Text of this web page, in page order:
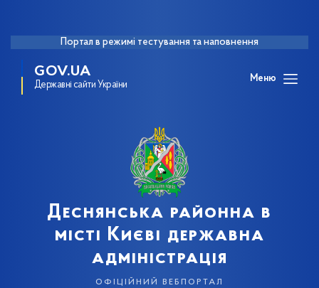
Портал в режимі тестування та наповнення
GOV.UA
Державні сайти України
Меню
Деснянська районна в
місті Києві державна
адміністрація
офіційний вебпортал